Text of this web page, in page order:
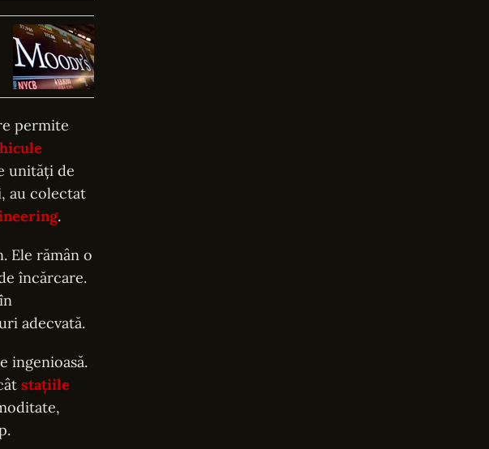
permite
unități de
au colectat
.
Ele rămân o
încărcare.
adecvată.
ingenioasă.
stațiile